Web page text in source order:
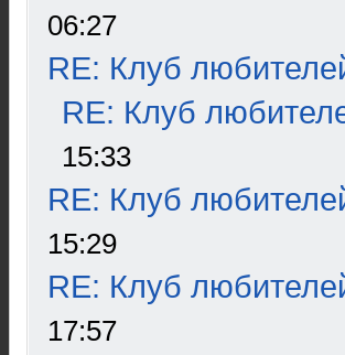
06:27
RE: Клуб
RE: Клуб
15:33
RE: Клуб
15:29
RE: Клуб
17:57